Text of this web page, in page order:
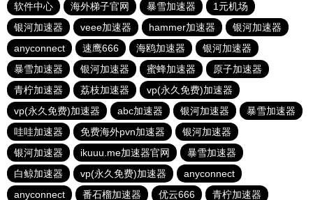
软件中心
海外梯子官网 暴雪加速器
1元机场
银河加速器
veee加速器 hammer加速器
银河加速器
anyconnect
速鹰666 海鸥加速器
银河加速器
暴雪加速器
银河加速器 蜜蜂加速器
原子加速器
青柠加速器
荔枝加速器
vp(永久免费)加速器
vp(永久免费)加速器
abc加速器 银河加速器
暴雪加速器
哇哇加速器
免费海外pvn加速器
银河加速器
银河加速器
ikuuu.me加速器官网
暴雪加速器
白鲸加速器
vp(永久免费)加速器
anyconnect
anyconnect
番石榴加速器 优云666 青柠加速器